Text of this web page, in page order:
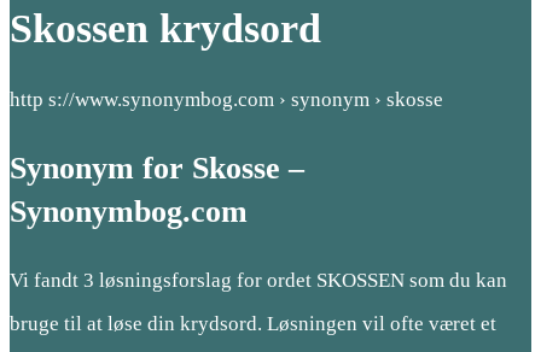
Skossen krydsord
http s://www.synonymbog.com › synonym › skosse
Synonym for Skosse –
Synonymbog.com
Vi fandt 3 løsningsforslag for ordet SKOSSEN som du kan
bruge til at løse din krydsord. Løsningen vil ofte været et